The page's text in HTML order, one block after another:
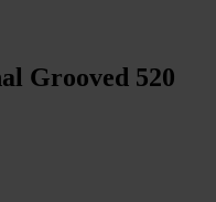
Grooved 520